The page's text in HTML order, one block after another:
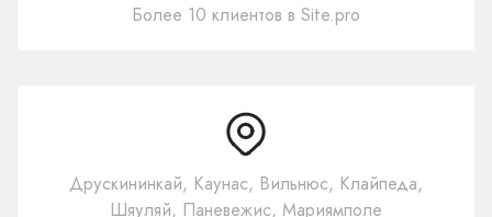
Более 10 клиентов в Site.pro
Друскининкай, Каунас, Вильнюс, Клайпеда,
Шяуляй, Паневежис, Мариямполе